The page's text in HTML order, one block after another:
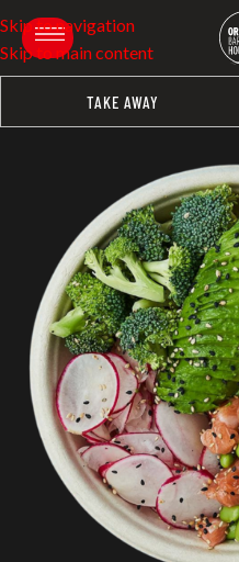
Skip to navigation
Skip to main content
TAKE AWAY